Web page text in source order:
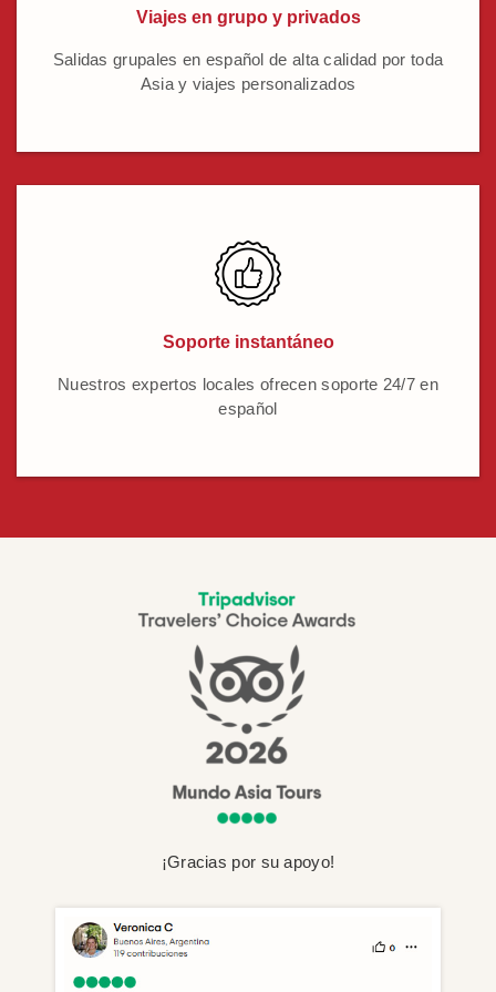
Viajes en grupo y privados
Salidas grupales en español de alta calidad por toda
Asia y viajes personalizados
Soporte instantáneo
Nuestros expertos locales ofrecen soporte 24/7 en
español
¡Gracias por su apoyo!